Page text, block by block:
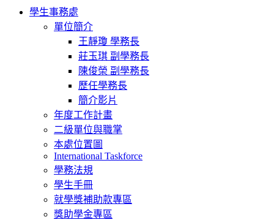
Toggle
navigation
學生事務處
單位簡介
王靜瓊 學務長
莊玉琪 副學務長
陳俊榮 副學務長
歷任學務長
簡介影片
年度工作計畫
二級單位與職掌
本處位置圖
International Taskforce
學務法規
學生手冊
就學獎補助款專區
獎助學金專區